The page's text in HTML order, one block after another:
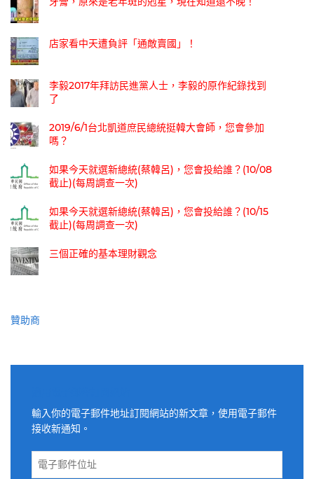
店家看中天遭負評「通敵賣國」！
李毅2017年拜訪民進黨人士，李毅的原作紀錄找到
了
2019/6/1台北凱道庶民總統挺韓大會師，您會參加
嗎？
如果今天就選新總統(蔡韓呂)，您會投給誰？(10/08
截止)(每周調查一次)
如果今天就選新總統(蔡韓呂)，您會投給誰？(10/15
截止)(每周調查一次)
三個正確的基本理財觀念
贊助商
輸入你的電子郵件地址訂閱網站的新文章，使用電子郵件
接收新通知。
電